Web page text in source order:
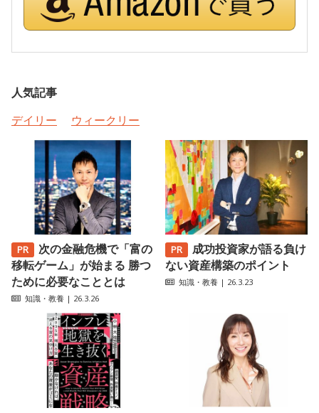
人気記事
デイリー
ウィークリー
次の金融危機で「富の
移転ゲーム」が始まる 勝つ
ために必要なこととは
知識・教養 | 26.3.26
成功投資家が語る負け
ない資産構築のポイント
知識・教養 | 26.3.23